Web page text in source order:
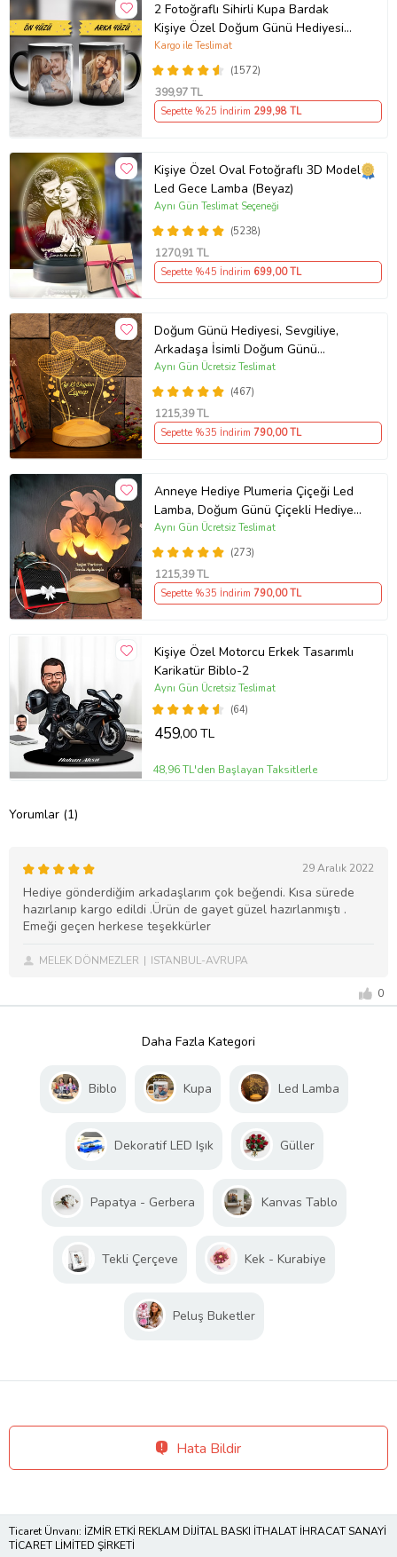
2 Fotoğraflı Sihirli Kupa Bardak
Kişiye Özel Doğum Günü Hediyesi
Sevgiliye Hediye Anneye Babaya
Ablaya Abiye Kız Erkek Kardeşe
Arkadaşa Resimli Günü Yıl Dönümü
Hediyesi
(1572)
Kargo ile Teslimat
399,97 TL
Sepette %25 İndirim 299,98 TL
Kişiye Özel Oval Fotoğraflı 3D Model
Led Gece Lamba (Beyaz)
(5238)
Aynı Gün Teslimat Seçeneği
1270,91 TL
Sepette %45 İndirim 699,00 TL
Doğum Günü Hediyesi, Sevgiliye,
Arkadaşa İsimli Doğum Günü
Hediyesi, Kişiye Özel Balon Kalpler
Kişiye Özel 3D Led Lamba
(467)
Aynı Gün Ücretsiz Teslimat
1215,39 TL
Sepette %35 İndirim 790,00 TL
Anneye Hediye Plumeria Çiçeği Led
Lamba, Doğum Günü Çiçekli Hediye,
Kişiye Özel İsimli Hediye
(273)
Aynı Gün Ücretsiz Teslimat
1215,39 TL
Sepette %35 İndirim 790,00 TL
Kişiye Özel Motorcu Erkek Tasarımlı
Karikatür Biblo-2
(64)
Aynı Gün Ücretsiz Teslimat
459,00 TL
48,96 TL'den Başlayan Taksitlerle
Yorumlar (1)
29 Aralık 2022
Hediye gönderdiğim arkadaşlarım çok beğendi. Kısa sürede
hazırlanıp kargo edildi .Ürün de gayet güzel hazırlanmıştı .
Emeği geçen herkese teşekkürler
MELEK DÖNMEZLER ISTANBUL-AVRUPA
0
Daha Fazla Kategori
Biblo Kupa Led Lamba
Dekoratif LED Işık Güller
Papatya - Gerbera Kanvas Tablo
Tekli Çerçeve Kek - Kurabiye
Peluş Buketler
Hata Bildir
Ticaret Ünvanı: İZMİR ETKİ REKLAM DİJİTAL BASKI İTHALAT İHRACAT SANAYİ
TİCARET LİMİTED ŞİRKETİ